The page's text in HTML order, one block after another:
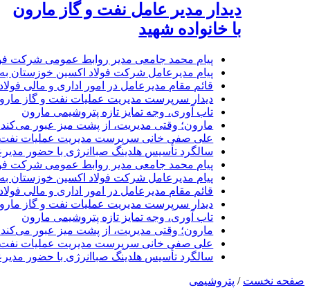
دیدار مدیر عامل نفت و گاز مارون
با خانواده شهید
پیام محمد جامعی مدیر روابط عمومی شرکت
پیام مدیرعامل شرکت فولاد اکسین خوزستان
قائم مقام مدیرعامل در امور اداری و مالی
دیدار سرپرست مدیریت عملیات نفت و گاز
تاب آوری، وجه تمایز تازه پتروشیمی مارون
مارون؛ وقتی مدیریت، از پشت میز عبور
علی صفی خانی سرپرست مدیریت عملیات
سالگرد تأسیس هلدینگ صباانرژی با حضور
پیام محمد جامعی مدیر روابط عمومی شرکت
پیام مدیرعامل شرکت فولاد اکسین خوزستان
قائم مقام مدیرعامل در امور اداری و مالی
دیدار سرپرست مدیریت عملیات نفت و گاز
تاب آوری، وجه تمایز تازه پتروشیمی مارون
مارون؛ وقتی مدیریت، از پشت میز عبور
علی صفی خانی سرپرست مدیریت عملیات
سالگرد تأسیس هلدینگ صباانرژی با حضور
صفحه نخست / پتروشیمی